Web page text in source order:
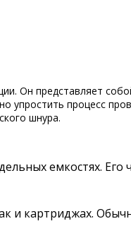
Он представляет
упростить процесс
шнура.
емкостях.
и картриджах.